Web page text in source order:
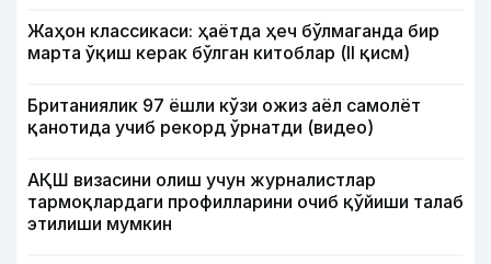
Жаҳон классикаси: ҳаётда ҳеч бўлмаганда бир
марта ўқиш керак бўлган китоблар (II қисм)
Британиялик 97 ёшли кўзи ожиз аёл самолёт
қанотида учиб рекорд ўрнатди (видео)
АҚШ визасини олиш учун журналистлар
тармоқлардаги профилларини очиб қўйиши талаб
этилиши мумкин